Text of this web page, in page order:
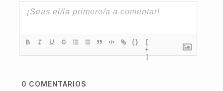
{}
[
+
]
0 COMENTARIOS